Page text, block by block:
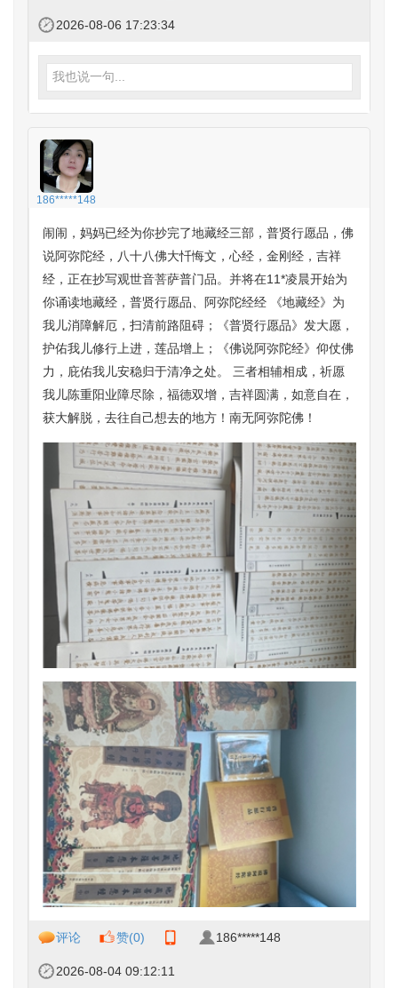
2026-08-06 17:23:34
我也说一句...
186*****148
闹闹，妈妈已经为你抄完了地藏经三部，普贤行愿品，佛
说阿弥陀经，八十八佛大忏悔文，心经，金刚经，吉祥
经，正在抄写观世音菩萨普门品。并将在11*凌晨开始为
你诵读地藏经，普贤行愿品、阿弥陀经经 《地藏经》为
我儿消障解厄，扫清前路阻碍；《普贤行愿品》发大愿，
护佑我儿修行上进，莲品增上；《佛说阿弥陀经》仰仗佛
力，庇佑我儿安稳归于清净之处。 三者相辅相成，祈愿
我儿陈重阳业障尽除，福德双增，吉祥圆满，如意自在，
获大解脱，去往自己想去的地方！南无阿弥陀佛！
评论 赞(0) 186*****148
2026-08-04 09:12:11